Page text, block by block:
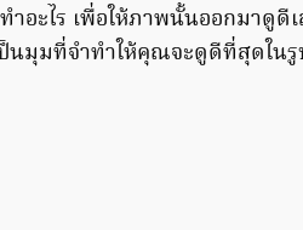
อะไร เพื่อให้ภาพนั้นออกมาดูดี
นมุมที่จำทำให้คุณจะดูดีที่สุดใน